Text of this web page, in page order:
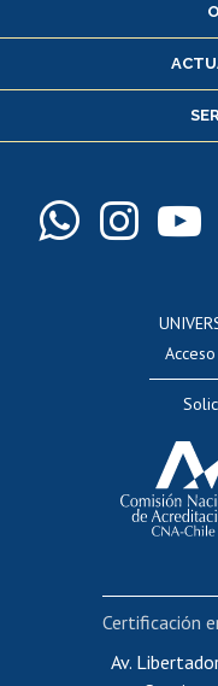
Pago de
Av.
Certificación